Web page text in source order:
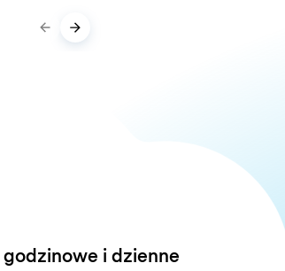
i dzienne